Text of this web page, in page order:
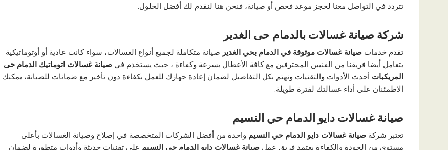
تتردد في التواصل معنا لحجز موعد فحص أو صيانة، فنحن هنا لنقدم لك أفضل الحلول.
شركة صيانة غسالات بالدمام حى الغدير
تقدم خدمات صيانة غسالات موثوقة في الدمام بحي الغدير صيانة متكاملة لجميع أنواع الغسالات، سواء كانت عادية أو أوتوماتيكية
يتعامل أيضا فريقنا من الفنيين المحترفين مع كافة الأعطال بسرعة وكفاءة ، حيث يستخدم في صيانة غسالات اتوماتيك الدمام حى
المريكبات أحدث الأدوات والتقنيات ونهتم بكل التفاصيل لضمان إعادة جهازك للعمل بكفاءة دون تأخير مع ضمانات للصيانة، يمكنك
الاطمئنان على أداء غسالتك لفترة طويلة.
صيانة غسالات دايو الدمام حي النسيم
تعتبر شركة صيانة غسالات دايو الدمام حي النسيم واحدة من أفضل الشركات المتخصصة في إصلاح وصيانة الغسالات بأعلى
مستوى من الجودة والكفاءة يعتمد فريق عمل صيانة غسالات دايو الدمام حي النسيم على تقنيات حديثة وأدوات متطورة لضمان